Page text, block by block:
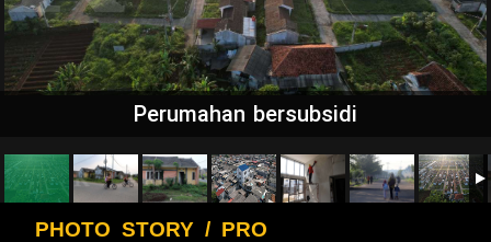
Perumahan bersubsidi
PHOTO STORY / PRO